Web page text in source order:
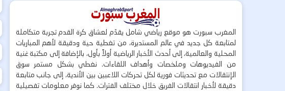
المغرب سبورت هو موقع رياضي شامل يقدّم لعشاق كرة القدم تجربة متكاملة
لمتابعة كل جديد في عالم المستديرة، من تغطية حية ودقيقة لأهم المباريات
المحلية والعالمية، إلى أحدث الأخبار الرياضية أولاً بأول، بالإضافة إلى مكتبة غنية
من الفيديوهات وملخصات وأهداف اللقاءات. نغطي بشكل مستمر سوق
الإنتقالات مع تحديثات فورية لكل تحركات اللاعبين بين الأندية، إلى جانب متابعة
دقيقة لأخبار انتقالات الفريق خلال مختلف الفترات. كما نوفر معلومات تفصيلية